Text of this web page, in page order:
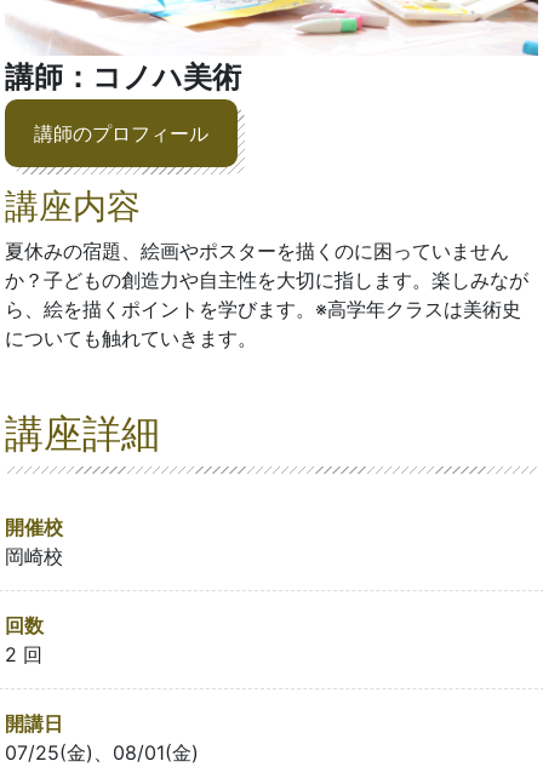
講師：コノハ美術
講師のプロフィール
講座内容
夏休みの宿題、絵画やポスターを描くのに困っていません
か？子どもの創造力や自主性を大切に指します。楽しみなが
ら、絵を描くポイントを学びます。※高学年クラスは美術史
についても触れていきます。
講座詳細
開催校
岡崎校
回数
2 回
開講日
07/25(金)、08/01(金)